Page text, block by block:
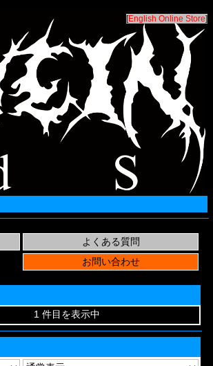
[English Online Store]
1 件目を表示中